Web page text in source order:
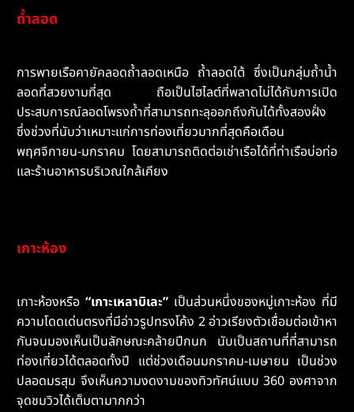
ถ้ำลอด
การพายเรือคายัคลอดถ้ำลอดเหนือ ถ้ำลอดใต้ ซึ่งเป็นกลุ่มถ้ำน้ำ
ลอดที่สวยงามที่สุด ถือเป็นไฮไลต์ที่พลาดไม่ได้กับการเปิด
ประสบการณ์ลอดโพรงถ้ำที่สามารถทะลุออกถึงกันได้ทั้งสองฝั่ง
ซึ่งช่วงที่นับว่าเหมาะแก่การท่องเที่ยวมากที่สุดคือเดือน
พฤศจิกายน-มกราคม โดยสามารถติดต่อเช่าเรือได้ที่ท่าเรือบ่อท่อ
และร้านอาหารบริเวณใกล้เคียง
เกาะห้อง
เกาะห้องหรือ “เกาะเหลาบิเละ” เป็นส่วนหนึ่งของหมู่เกาะห้อง ที่มี
ความโดดเด่นตรงที่มีอ่าวรูปทรงโค้ง 2 อ่าวเรียงตัวเชื่อมต่อเข้าหา
กันจนมองเห็นเป็นลักษณะคล้ายปีกนก นับเป็นสถานที่ที่สามารถ
ท่องเที่ยวได้ตลอดทั้งปี แต่ช่วงเดือนมกราคม-เมษายน เป็นช่วง
ปลอดมรสุม จึงเห็นความงดงามของทิวทัศน์แบบ 360 องศาจาก
จุดชมวิวได้เต็มตามากกว่า